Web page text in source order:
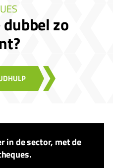
zo
in de sector, met de